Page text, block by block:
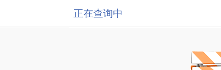
正在查询中